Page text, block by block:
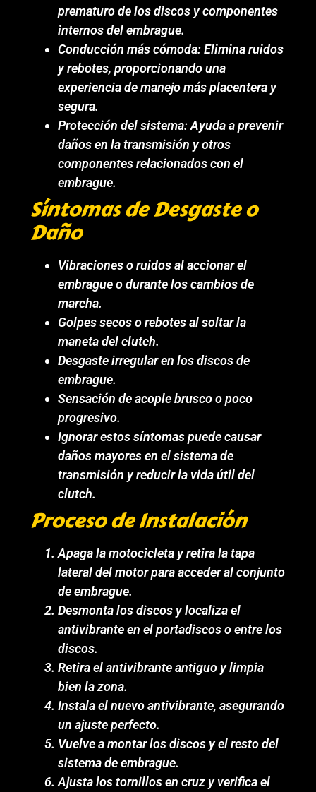
prematuro de los discos y componentes
internos del embrague.
Conducción más cómoda: Elimina ruidos
y rebotes, proporcionando una
experiencia de manejo más placentera y
segura.
Protección del sistema: Ayuda a prevenir
daños en la transmisión y otros
componentes relacionados con el
embrague.
Síntomas de Desgaste o
Daño
Vibraciones o ruidos al accionar el
embrague o durante los cambios de
marcha.
Golpes secos o rebotes al soltar la
maneta del clutch.
Desgaste irregular en los discos de
embrague.
Sensación de acople brusco o poco
progresivo.
Ignorar estos síntomas puede causar
daños mayores en el sistema de
transmisión y reducir la vida útil del
clutch.
Proceso de Instalación
Apaga la motocicleta y retira la tapa
lateral del motor para acceder al conjunto
de embrague.
Desmonta los discos y localiza el
antivibrante en el portadiscos o entre los
discos.
Retira el antivibrante antiguo y limpia
bien la zona.
Instala el nuevo antivibrante, asegurando
un ajuste perfecto.
Vuelve a montar los discos y el resto del
sistema de embrague.
Ajusta los tornillos en cruz y verifica el